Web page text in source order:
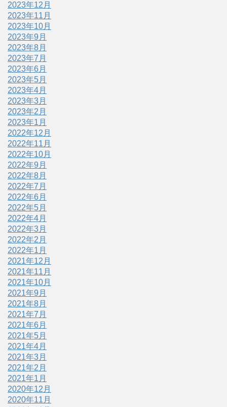
2023年12月
2023年11月
2023年10月
2023年9月
2023年8月
2023年7月
2023年6月
2023年5月
2023年4月
2023年3月
2023年2月
2023年1月
2022年12月
2022年11月
2022年10月
2022年9月
2022年8月
2022年7月
2022年6月
2022年5月
2022年4月
2022年3月
2022年2月
2022年1月
2021年12月
2021年11月
2021年10月
2021年9月
2021年8月
2021年7月
2021年6月
2021年5月
2021年4月
2021年3月
2021年2月
2021年1月
2020年12月
2020年11月